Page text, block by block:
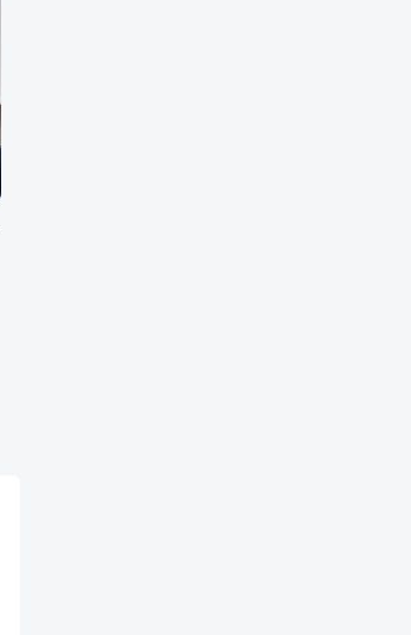
Qualität herunterladen